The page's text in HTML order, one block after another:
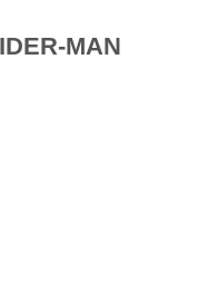
MAN